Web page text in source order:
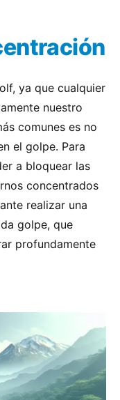
ya que cualquier
nuestro
comunes es no
el golpe. Para
a bloquear las
concentrados
realizar una
golpe, que
profundamente